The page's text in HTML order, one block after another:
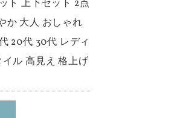
ト 上下セット 2点
か 大人 おしゃれ
20代 30代 レディ
ル 高見え 格上げ